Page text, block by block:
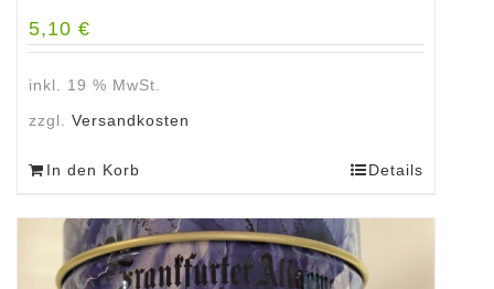
5,10 €
inkl. 19 % MwSt.
zzgl. Versandkosten
In den Korb Details